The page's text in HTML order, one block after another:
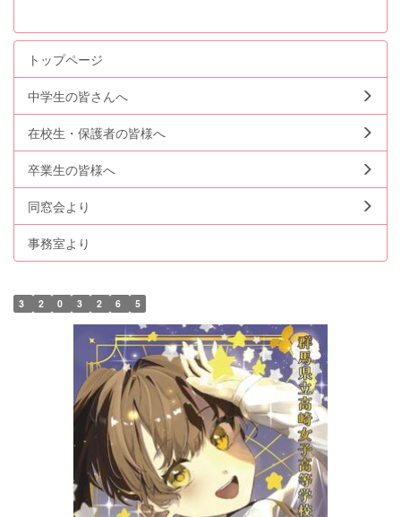
トップページ
中学生の皆さんへ
在校生・保護者の皆様へ
卒業生の皆様へ
同窓会より
事務室より
3 2 0 3 2 6 5